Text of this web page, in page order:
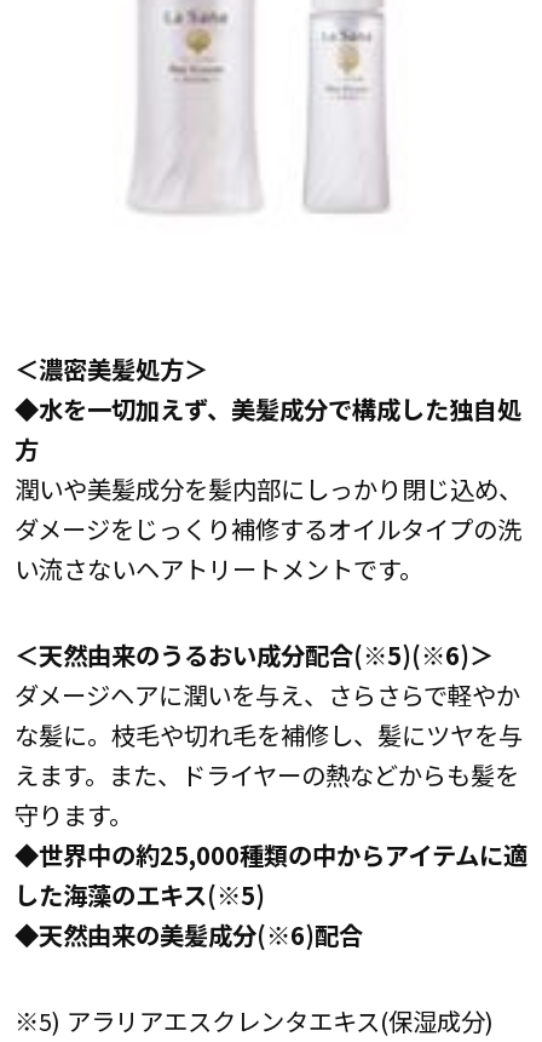
＜濃密美髪処方＞
◆水を一切加えず、美髪成分で構成した独自処
方
潤いや美髪成分を髪内部にしっかり閉じ込め、
ダメージをじっくり補修するオイルタイプの洗
い流さないヘアトリートメントです。
＜天然由来のうるおい成分配合(※5)(※6)＞
ダメージヘアに潤いを与え、さらさらで軽やか
な髪に。枝毛や切れ毛を補修し、髪にツヤを与
えます。また、ドライヤーの熱などからも髪を
守ります。
◆世界中の約25,000種類の中からアイテムに適
した海藻のエキス(※5)
◆天然由来の美髪成分(※6)配合
※5) アラリアエスクレンタエキス(保湿成分)